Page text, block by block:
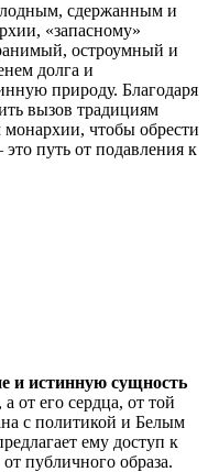
сдержанным и
«запасному»
остроумный и
долга и
природу. Благодаря
вызов традициям
чтобы обрести
путь от подавления к
и истинную сущность
от его сердца, от той
с политикой и Белым
ему доступ к
публичного образа.